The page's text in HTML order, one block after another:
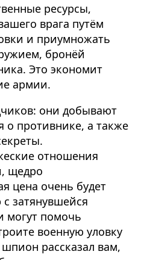
ресурсы,
врага путём
и приумножать
бронёй
Это экономит
армии.
они добывают
о противнике, а также
отношения
щедро
цена очень будет
затянувшейся
могут помочь
военную уловку
рассказал вам,